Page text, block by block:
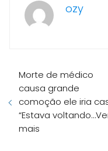
ozy
Morte de médico
causa grande
comoção ele iria
“Estava
mais